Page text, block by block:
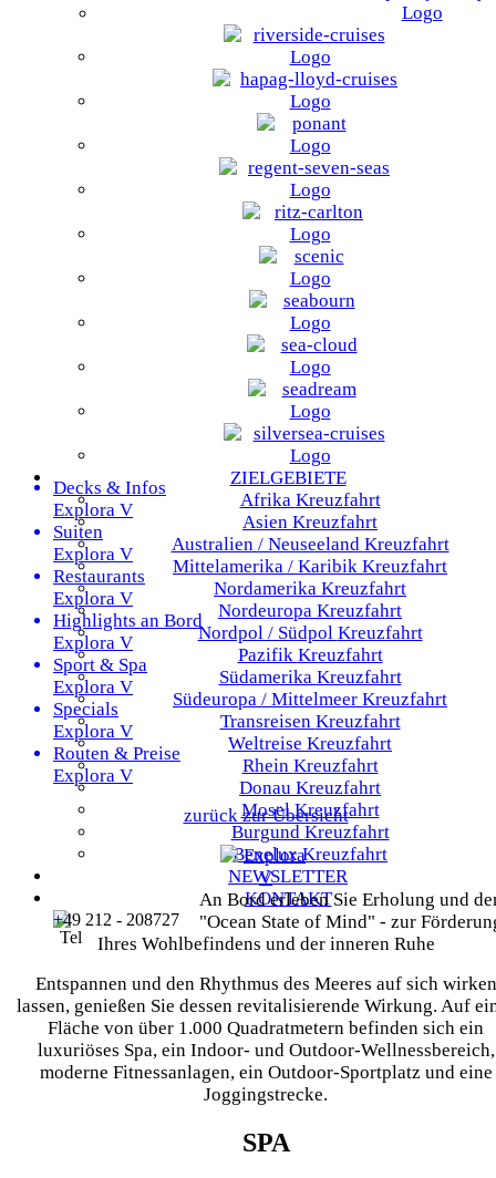
ZIELGEBIETE
Afrika Kreuzfahrt
Asien Kreuzfahrt
Australien / Neuseeland Kreuzfahrt
Mittelamerika / Karibik Kreuzfahrt
Nordamerika Kreuzfahrt
Nordeuropa Kreuzfahrt
Nordpol / Südpol Kreuzfahrt
Pazifik Kreuzfahrt
Südamerika Kreuzfahrt
Südeuropa / Mittelmeer Kreuzfahrt
Transreisen Kreuzfahrt
Weltreise Kreuzfahrt
Rhein Kreuzfahrt
Donau Kreuzfahrt
MoselKreuzfahrt
Burgund Kreuzfahrt
BeneluxKreuzfahrt
NEWSLETTER
KONTAKT
+49 212 - 208727
Decks & Infos
Explora V
Suiten
Explora V
Restaurants
Explora V
Highlights an Bord
Explora V
Sport & Spa
Explora V
Specials
Explora V
Routen & Preise
Explora V
zurück zur Übersicht
An Bord erleben Sie Erholung und
"Ocean State of Mind" - zur
Ihres Wohlbefindens und der inneren Ruhe
Entspannen und den Rhythmus des Meeres auf sich wirken
lassen, genießen Sie dessen revitalisierende Wirkung. Auf
Fläche von über 1.000 Quadratmetern befinden sich ein
luxuriöses Spa, ein Indoor- und Outdoor-Wellnessbereich,
moderne Fitnessanlagen, ein Outdoor-Sportplatz und eine
Joggingstrecke.
SPA